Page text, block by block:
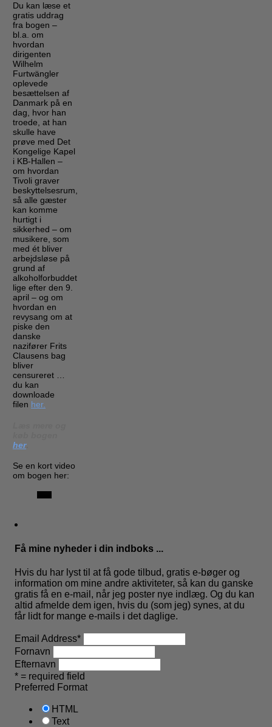
Du kan læse et
gratis uddrag
fra bogen –
bl.a. om
hvordan
dirigenten
Wilhelm
Furtwängler
oplevede
besættelsen af
Danmark på en
dag, hvor han
troede, at han
skulle have
prøve med Det
Kongelige Kapel
i KB-Hallen –
om hvordan
Tivoli graver
beskyttelsesrum,
så alle gæster
kan komme
hurtigt i
sikkerhed – om
musikere, som
med ét bliver
arbejdsløse på
grund af
alkoholforbuddet
lige efter den 9.
april – og om
hvordan en
revysang om at
piske den
danske
nazifører Frits
Clausens bag
bliver
censureret …
du kan
downloade
filen her.
her.
Se en kort video
om bogen her:
Få mine nyheder i din indboks ...
Hvis du har lyst til at få gode tilbud, gratis e-bøger og
information om mine andre aktiviteter, så kan du ganske
gratis få en e-mail, når jeg poster nye indlæg. Og du kan
altid afmelde dem igen, hvis du (som jeg) synes, at du
får lidt for mange e-mails i det daglige.
Email Address*
Fornavn
Efternavn
* = required field
Preferred Format
HTML
Text